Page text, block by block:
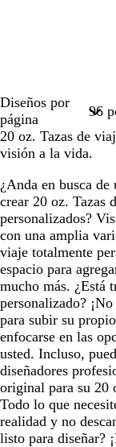
Diseños por
página
20 oz. Tazas de
visión a la vida.
¿Anda en busca
crear 20 oz. Tazas
personalizados?
con una amplia
viaje totalmente
espacio para
mucho más. ¿Está
personalizado?
para subir su
enfocarse en las
usted. Incluso,
diseñadores
original para su 20
Todo lo que
realidad y no
listo para diseñar?